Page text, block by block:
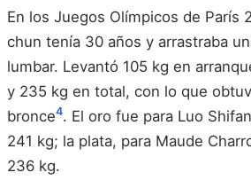
En los Juegos Olímpicos de París
chun tenía 30 años y arrastraba
lumbar. Levantó 105 kg en
y 235 kg en total, con lo que
bronce4. El oro fue para Luo
241 kg; la plata, para Maude
236 kg.